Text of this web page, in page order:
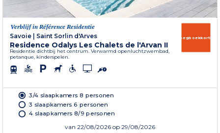
Verblijf in Référence Residentie
Savoie | Saint Sorlin d'Arves
Residence Odalys Les Chalets de l'Arvan II
Residentie dichtbij het centrum. Verwarmd openluchtzwembad,
petanque, kinderspelen.
Vroegboekkorting
3/4 slaapkamers 8 personen
3 slaapkamers 6 personen
4 slaapkamers 8/9 personen
van 22/08/2026 op 29/08/2026